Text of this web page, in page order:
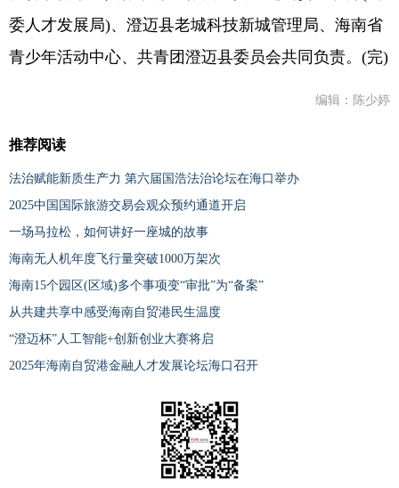
委人才发展局)、澄迈县老城科技新城管理局、海南省
青少年活动中心、共青团澄迈县委员会共同负责。(完)
编辑：陈少婷
推荐阅读
法治赋能新质生产力 第六届国浩法治论坛在海口举办
2025中国国际旅游交易会观众预约通道开启
一场马拉松，如何讲好一座城的故事
海南无人机年度飞行量突破1000万架次
海南15个园区(区域)多个事项变“审批”为“备案”
从共建共享中感受海南自贸港民生温度
“澄迈杯”人工智能+创新创业大赛将启
2025年海南自贸港金融人才发展论坛海口召开